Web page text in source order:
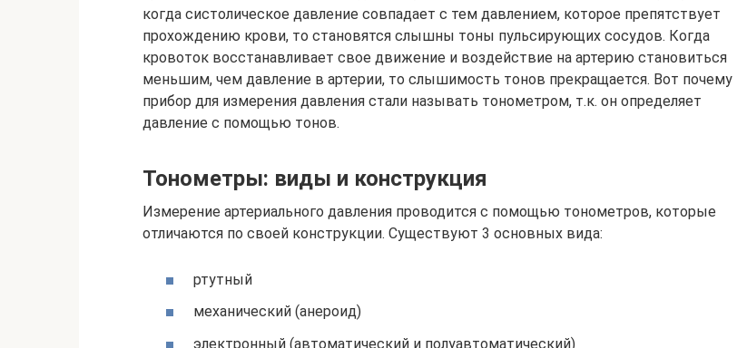
когда систолическое давление совпадает с тем давлением, которое препятствует
прохождению крови, то становятся слышны тоны пульсирующих сосудов. Когда
кровоток восстанавливает свое движение и воздействие на артерию становиться
меньшим, чем давление в артерии, то слышимость тонов прекращается. Вот почему
прибор для измерения давления стали называть тонометром, т.к. он определяет
давление с помощью тонов.
Тонометры: виды и конструкция
Измерение артериального давления проводится с помощью тонометров, которые
отличаются по своей конструкции. Существуют 3 основных вида:
ртутный
механический (анероид)
электронный (автоматический и полуавтоматический)